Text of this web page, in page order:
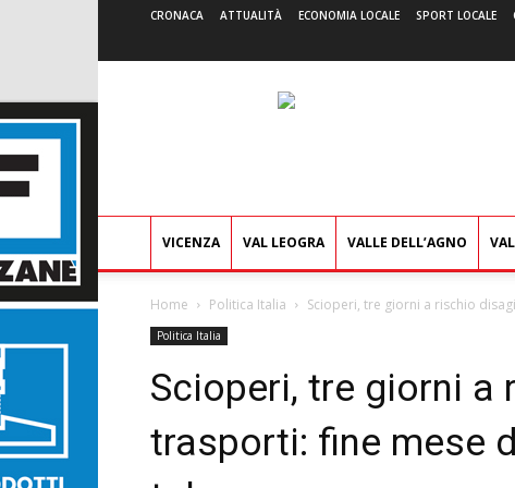
CRONACA ATTUALITÀ ECONOMIA LOCALE SPORT LOCALE
VICENZA VAL LEOGRA VALLE DELL’AGNO
Home Politica Italia Scioperi, tre giorni a rischio
Politica Italia
Scioperi, tre giorni a
trasporti: fine mese